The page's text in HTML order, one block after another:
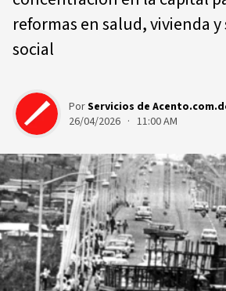
reformas en salud, vivienda
social
PorServicios de
26/04/2026 · 11:00 AM